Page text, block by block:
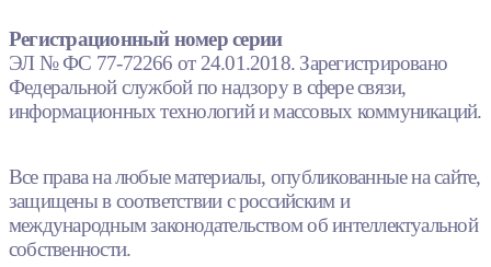
Регистрационный номер серии
ЭЛ № ФС 77-72266 от 24.01.2018. Зарегистрировано
Федеральной службой по надзору в сфере связи,
информационных технологий и массовых коммуникаций.
Все права на любые материалы, опубликованные на сайте,
защищены в соответствии с российским и
международным законодательством об интеллектуальной
собственности.